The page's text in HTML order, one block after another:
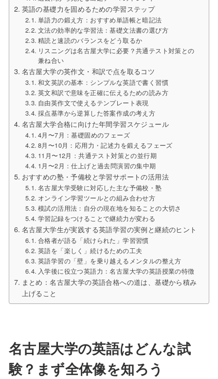
英語の基礎力を固めるための学習ステップ
単語力の鍛え方：おすすめ単語帳と暗記法
文法の効率的な学習法：基礎文法書の選び方
精読と速読のバランスをどう取るか
リスニングは名古屋大学に必要？共通テスト対策との
兼ね合い
名古屋大学の英作文・和訳で点を取るコツ
和文英訳の基本：シンプルな英語で書く習慣
英文和訳で意味を正確に伝えるための読み方
自由英作文で使えるテンプレート表現
採点基準から逆算した答案作成の考え方
名古屋大学合格に向けた年間学習スケジュール
4月〜7月：基礎固めのフェーズ
8月〜10月：応用力・記述力を鍛えるフェーズ
11月〜12月：共通テスト対策との並行期
1月〜2月：仕上げと過去問演習の集中期
おすすめの塾・予備校と学習サポートの活用法
名古屋大学受験に対応した主な予備校・塾
オンライン学習ツールとの組み合わせ方
模試の活用法：自分の現在地を知ることの大切さ
学習記録をつけることで継続力が変わる
名古屋大学生が実践する英語学習の実例と継続のヒント
合格者が語る「続けられた」学習習慣
英語を「楽しく」続けるための工夫
英語学習の「壁」を乗り越えるメンタルの整え方
入学後に役立つ英語力：名古屋大学の英語授業の特徴
まとめ：名古屋大学の英語合格への道は、基礎から積み
上げること
名古屋大学の英語はどんな試
験？まず全体像を知ろう